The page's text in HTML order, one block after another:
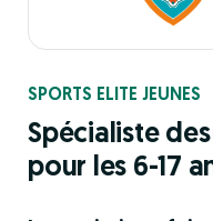
SPORTS ELITE JEUNES
Spécialiste
pour les 6-17